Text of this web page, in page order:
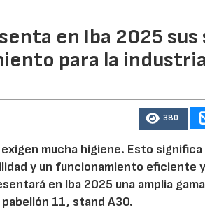
en Iba 2025
para la
380
mucha higiene. Esto
y un funcionamiento eficiente
en Iba 2025 una amplia
11, stand A30.